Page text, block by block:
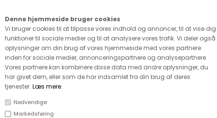
Denne hjemmeside bruger cookies
Vi bruger cookies til at tilpasse vores indhold og annoncer, til at vise dig
funktioner til sociale medier og til at analysere vores trafik. Vi deler også
oplysninger om din brug af vores hjemmeside med vores partnere
inden for sociale medier, annonceringspartnere og analysepartnere.
Vores partnere kan kombinere disse data med andre oplysninger, du
har givet dem, eller som de har indsamlet fra din brug af deres
tjenester. Læs mere.
Nødvendige
Markedsføring
FORSIDE›TILBEHØR›